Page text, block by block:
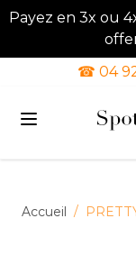
Payez en 3x ou
☎ 04 92
Accueil /